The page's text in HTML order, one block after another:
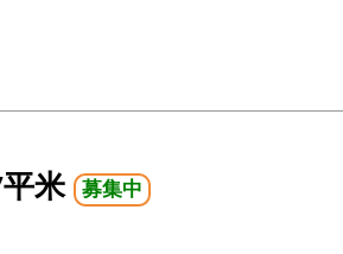
米 募集中